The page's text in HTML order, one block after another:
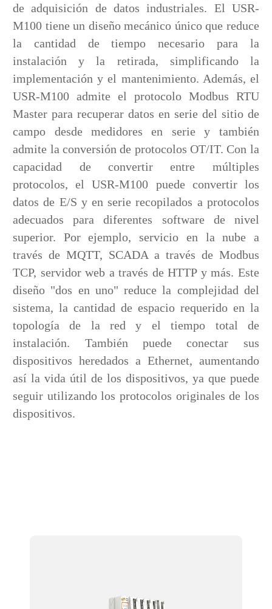
de adquisición de datos industriales. El USR-
M100 tiene un diseño mecánico único que reduce
la cantidad de tiempo necesario para la
instalación y la retirada, simplificando la
implementación y el mantenimiento. Además, el
USR-M100 admite el protocolo Modbus RTU
Master para recuperar datos en serie del sitio de
campo desde medidores en serie y también
admite la conversión de protocolos OT/IT. Con la
capacidad de convertir entre múltiples
protocolos, el USR-M100 puede convertir los
datos de E/S y en serie recopilados a protocolos
adecuados para diferentes software de nivel
superior. Por ejemplo, servicio en la nube a
través de MQTT, SCADA a través de Modbus
TCP, servidor web a través de HTTP y más. Este
diseño "dos en uno" reduce la complejidad del
sistema, la cantidad de espacio requerido en la
topología de la red y el tiempo total de
instalación. También puede conectar sus
dispositivos heredados a Ethernet, aumentando
así la vida útil de los dispositivos, ya que puede
seguir utilizando los protocolos originales de los
dispositivos.